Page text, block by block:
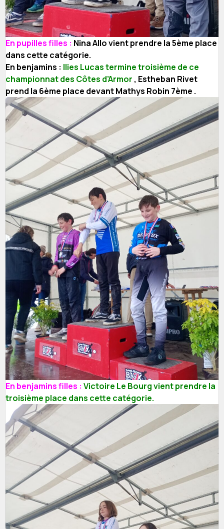
En pupilles filles : Nina Allo vient prendre la 5ème place
dans cette catégorie.
En benjamins : Ilies Lucas termine troisième de ce
championnat des Côtes d’Armor , Estheban Rivet
prend la 6ème place devant Mathys Robin 7ème .
En benjamins filles : Victoire Le Bourg vient prendre la
troisième place dans cette catégorie.